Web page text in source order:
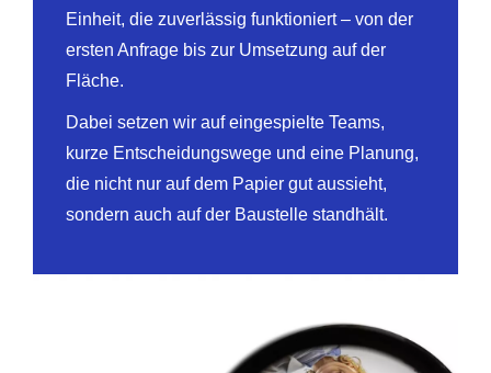
Einheit, die zuverlässig funktioniert – von der
ersten Anfrage bis zur Umsetzung auf der
Fläche.
Dabei setzen wir auf eingespielte Teams,
kurze Entscheidungswege und eine Planung,
die nicht nur auf dem Papier gut aussieht,
sondern auch auf der Baustelle standhält.